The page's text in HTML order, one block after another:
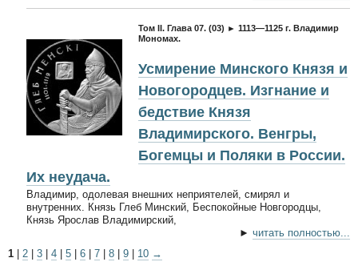
Том II. Глава 07. (03) ► 1113—1125 г. Владимир
Мономах.
Усмирение Минского Князя и
Новогородцев. Изгнание и
бедствие Князя
Владимирского. Венгры,
Богемцы и Поляки в России.
Их неудача.
Владимир, одолевая внешних неприятелей, смирял и
внутренних. Князь Глеб Минский, Беспокойные Новгородцы,
Князь Ярослав Владимирский,
► читать полностью...
1
2 3 4 5 6 7 8 9 10 →